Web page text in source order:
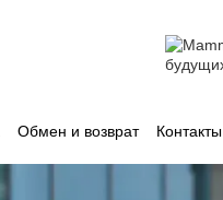
Обмен и возврат Контакты